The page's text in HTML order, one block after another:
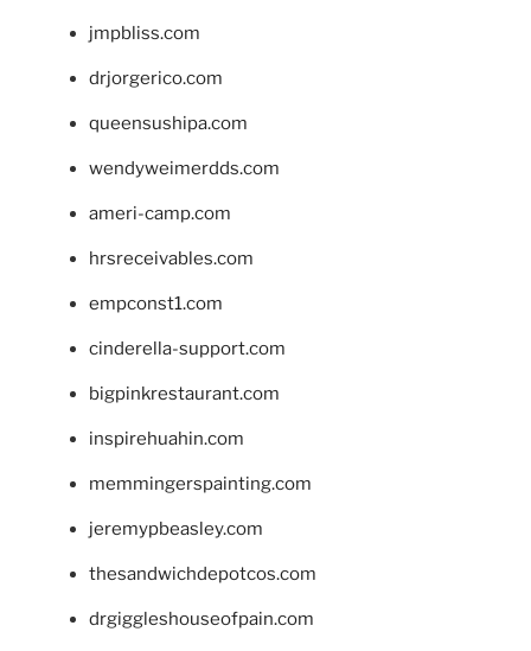
jmpbliss.com
drjorgerico.com
queensushipa.com
wendyweimerdds.com
ameri-camp.com
hrsreceivables.com
empconst1.com
cinderella-support.com
bigpinkrestaurant.com
inspirehuahin.com
memmingerspainting.com
jeremypbeasley.com
thesandwichdepotcos.com
drgiggleshouseofpain.com